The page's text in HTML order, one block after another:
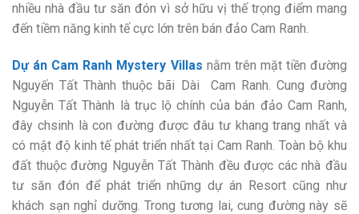
nhiều nhà đầu tư săn đón vì sở hữu vị thế trọng điểm mang
đến tiềm năng kinh tế cực lớn trên bán đảo Cam Ranh.
Dự án Cam Ranh Mystery Villas nằm trên mặt tiền đường
Nguyến Tất Thành thuộc bãi Dài Cam Ranh. Cung đường
Nguyễn Tất Thành là trục lộ chính của bán đảo Cam Ranh,
đây chsinh là con đường được đâu tư khang trang nhất và
có mật độ kinh tế phát triển nhất tại Cam Ranh. Toàn bộ khu
đất thuộc đường Nguyễn Tất Thành đều được các nhà đầu
tư săn đón để phát triển những dự án Resort cũng như
khách sạn nghỉ dưỡng. Trong tương lai, cung đường này sẽ